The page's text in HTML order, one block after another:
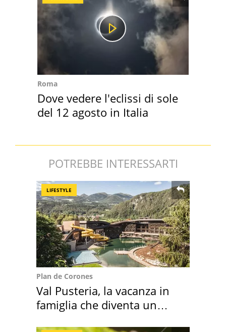
Roma
Dove vedere l'eclissi di sole
del 12 agosto in Italia
POTREBBE INTERESSARTI
LIFESTYLE
Plan de Corones
Val Pusteria, la vacanza in
famiglia che diventa un